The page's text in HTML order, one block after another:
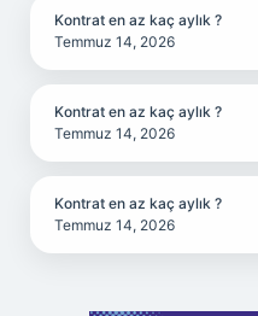
Kontrat en az kaç aylık ?
Temmuz 14, 2026
Kontrat en az kaç aylık ?
Temmuz 14, 2026
Kontrat en az kaç aylık ?
Temmuz 14, 2026